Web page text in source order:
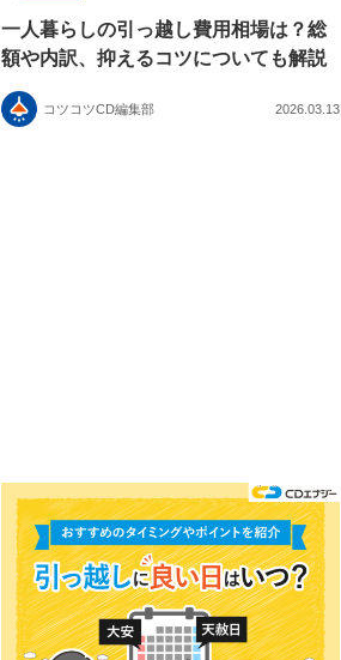
一人暮らしの引っ越し費用相場は？総
額や内訳、抑えるコツについても解説
コツコツCD編集部 2026.03.13